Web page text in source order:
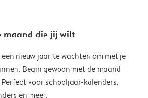
maand die jij wilt
nieuw jaar te wachten om met je
Begin gewoon met de maand
Perfect voor schooljaar-kalenders,
en meer.